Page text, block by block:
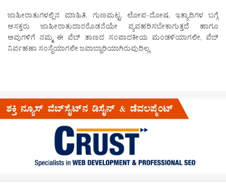
ಜಾಹೀರಾತುಗಳಲ್ಲಿನ ಮಾಹಿತಿ, ಗುಣಮಟ್ಟ, ಲೋಪ-ದೋಷ, ಇತ್ಯಾದಿಗಳ ಬಗ್ಗೆ
ಆಸಕ್ತರು ಜಾಹೀರಾತುದಾರರೊಡನೆಯೇ ವ್ಯವಹರಿಸಬೇಕಾಗುತ್ತದೆ ಹಾಗೂ
ಅವುಗಳಿಗೆ ನಮ್ಮ ಈ ವೆಬ್ ತಾಣದ ಸಂಪಾದಕೀಯ ಮಂಡಳಿಯಾಗಲೀ, ವೆಬ್
ನಿರ್ವಹಣಾ ಸಂಸ್ಥೆಯಾಗಲೀ ಜವಾಬ್ದಾರಿಯಾಗಿರುವುದಿಲ್ಲ.